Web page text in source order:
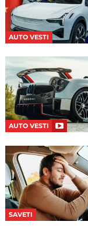
AUTO VESTI
AUTO VESTI
SAVETI